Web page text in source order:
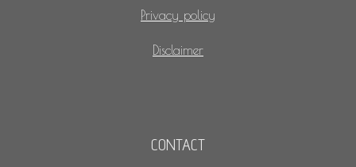
Privacy policy
Disclaimer
CONTACT